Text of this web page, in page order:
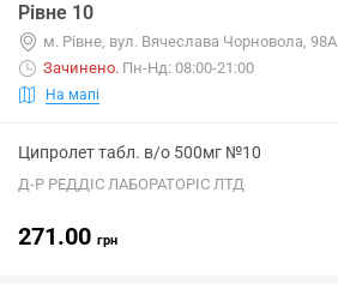
Рівне 10
м. Рівне, вул. Вячеслава Чорновола, 98А
Зачинено. Пн-Нд: 08:00-21:00
На мапі
Ципролет табл. в/о 500мг №10
Д-Р РЕДДІС ЛАБОРАТОРІС ЛТД
271.00 грн